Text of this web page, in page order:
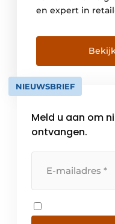
en expert in
is op zowel de
het welzijn van
doordachte
elke ruimte in je
van […]
NIEUWSBRIEF
Meld u aan om
ontvangen.